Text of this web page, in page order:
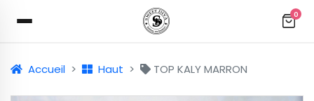
0
Accueil Haut TOP KALY MARRON